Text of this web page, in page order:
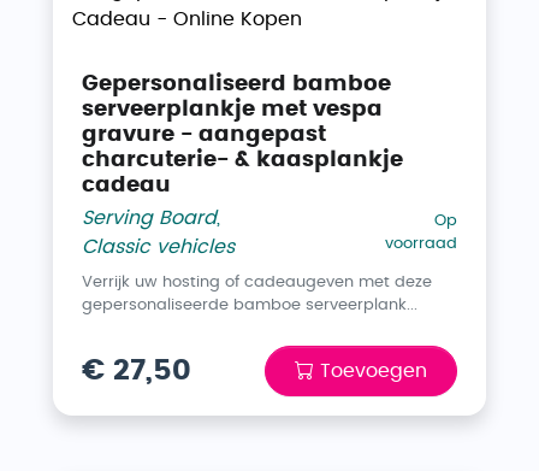
Gepersonaliseerd bamboe
serveerplankje met vespa
gravure - aangepast
charcuterie- & kaasplankje
cadeau
Serving Board,
Classic vehicles
Op
voorraad
Verrijk uw hosting of cadeaugeven met deze
gepersonaliseerde bamboe serveerplank...
€ 27,50 Toevoegen